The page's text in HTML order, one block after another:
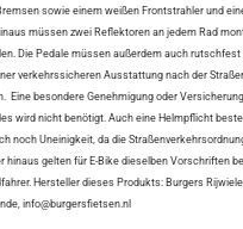
sowie einem weißen Frontstrahler und
müssen zwei Reflektoren an jedem Rad
Die Pedale müssen außerdem auch rutschfest
verkehrssicheren Ausstattung nach der
Eine besondere Genehmigung oder
wird nicht benötigt. Auch eine Helmpflicht
noch Uneinigkeit, da die
hinaus gelten für E-Bike dieselben Vorschriften
Hersteller dieses Produkts: Burgers
info@burgersfietsen.nl